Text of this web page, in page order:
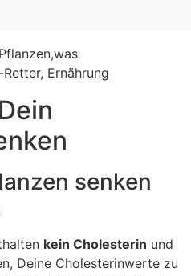
senken
kein Cholesterin und
Deine Cholesterinwerte zu